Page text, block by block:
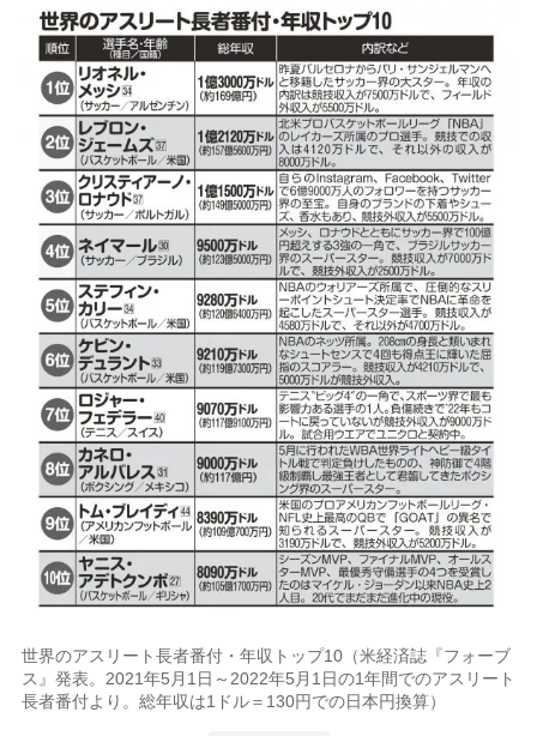
世界のアスリート長者番付・年収トップ10（米経済誌『フォーブ
ス』発表。2021年5月1日～2022年5月1日の1年間でのアスリート
長者番付より。総年収は1ドル＝130円での日本円換算）